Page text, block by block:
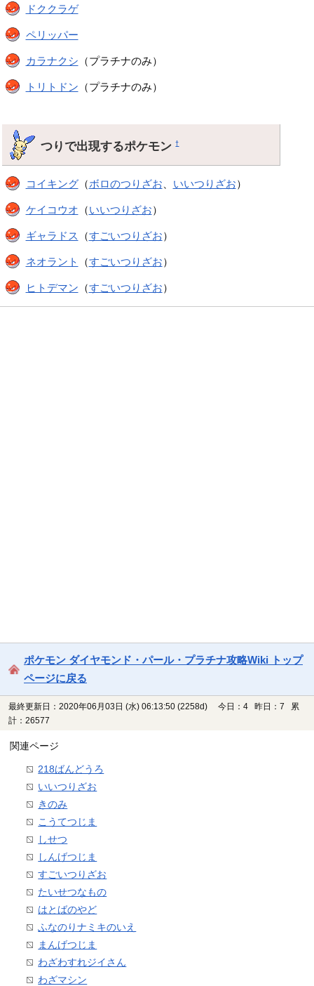
ドククラゲ
ペリッパー
カラナクシ （プラチナのみ）
トリトドン （プラチナのみ）
つりで出現するポケモン†
コイキング（ボロのつりざお いいつりざお）
ケイコウオ （いいつりざお）
ギャラドス （すごいつりざお）
ネオラント （すごいつりざお）
ヒトデマン （すごいつりざお）
ポケモン ダイヤモンド・パール・プラチナ攻略Wiki トップ
ページに戻る
最終更新日：2020年06月03日 (水) 06:13:50 (2258d)
今日：4 昨日：7 累
計：26577
関連ページ
218ばんどうろ
いいつりざお
きのみ
こうてつじま
しせつ
しんげつじま
すごいつりざお
たいせつなもの
はとばのやど
ふなのりナミキのいえ
まんげつじま
わざわすれジイさん
わざマシン